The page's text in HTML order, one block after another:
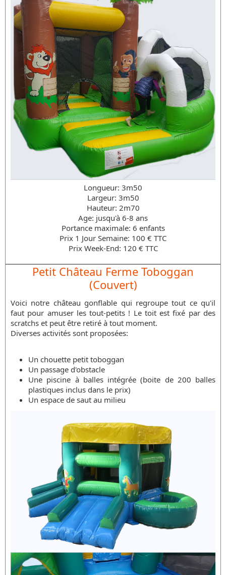
Longueur: 3m50
Largeur: 3m50
Hauteur: 2m70
Age: jusqu'à 6-8 ans
Portance maximale: 6 enfants
Prix 1 Jour Semaine: 100 € TTC
Prix Week-End: 120 € TTC
Petit Château Ferme Toboggan
(Couvert)
Voici notre château gonflable qui regroupe tout ce qu'il
faut pour amuser les tout-petits ! Le toit est fixé par des
scratchs et peut être retiré à tout moment.
Diverses activités sont proposées:
Un chouette petit toboggan
Un passage d'obstacle
Une piscine à balles intégrée (boite de 200 balles
plastiques inclus dans le prix)
Un espace de saut au milieu